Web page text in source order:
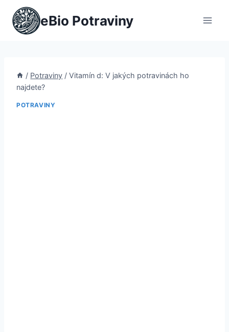
Přeskočit
obsah
eBio Potraviny
/ Potraviny / Vitamín d: V jakých potravinách ho
najdete?
POTRAVINY